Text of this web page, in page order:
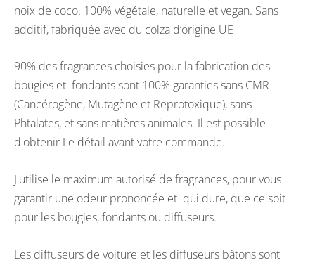
noix de coco. 100% végétale, naturelle et vegan. Sans
additif, fabriquée avec du colza d’origine UE
90% des fragrances choisies pour la fabrication des
bougies et fondants sont 100% garanties sans CMR
(Cancérogène, Mutagène et Reprotoxique), sans
Phtalates, et sans matières animales. Il est possible
d'obtenir Le détail avant votre commande.
J'utilise le maximum autorisé de fragrances, pour vous
garantir une odeur prononcée et qui dure, que ce soit
pour les bougies, fondants ou diffuseurs.
Les diffuseurs de voiture et les diffuseurs bâtons sont